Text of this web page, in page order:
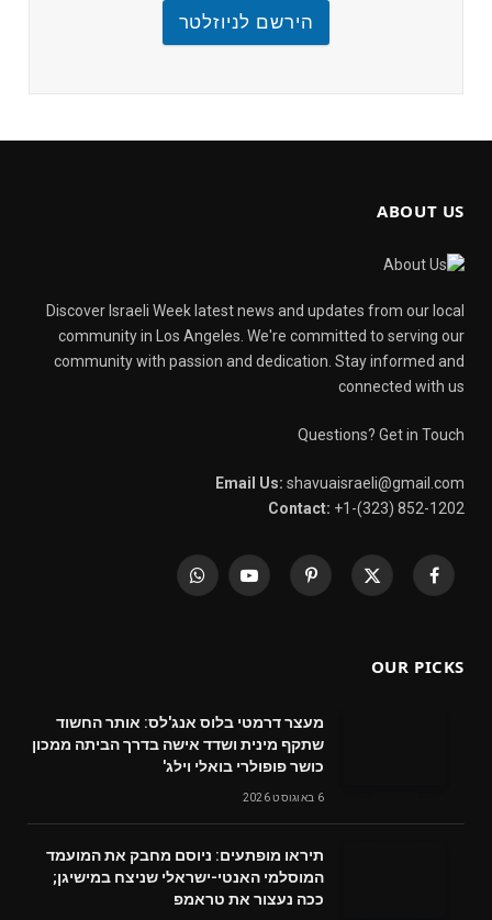
הירשם לניוזלטר
ABOUT US
Discover Israeli Week latest news and updates from our local
community in Los Angeles. We're committed to serving our
community with passion and dedication. Stay informed and
connected with us
Questions? Get in Touch
Email Us: shavuaisraeli@gmail.com
Contact: +1-(323) 852-1202
Facebook
X
Pinterest
YouTube
WhatsApp
OUR PICKS
מעצר דרמטי בלוס אנג'לס: אותר החשוד
שתקף מינית ושדד אישה בדרך הביתה ממכון
כושר פופולרי בואלי וילג'
6 באוגוסט 2026
תיראו מופתעים: ניוסם מחבק את המועמד
המוסלמי האנטי-ישראלי שניצח במישיגן;
ככה נעצור את טראמפ